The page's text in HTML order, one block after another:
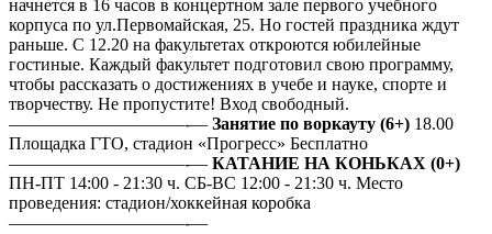
начнется в 16 часов в концертном зале первого учебного
корпуса по ул.Первомайская, 25. Но гостей праздника ждут
раньше. С 12.20 на факультетах откроются юбилейные
гостиные. Каждый факультет подготовил свою программу,
чтобы рассказать о достижениях в учебе и науке, спорте и
творчеству. Не пропустите! Вход свободный.
——————————-— Занятие по воркауту (6+) 18.00
Площадка ГТО, стадион «Прогресс» Бесплатно
——————————-— КАТАНИЕ НА КОНЬКАХ (0+)
ПН-ПТ 14:00 - 21:30 ч. СБ-ВС 12:00 - 21:30 ч. Место
проведения: стадион/хоккейная коробка
——————————-—